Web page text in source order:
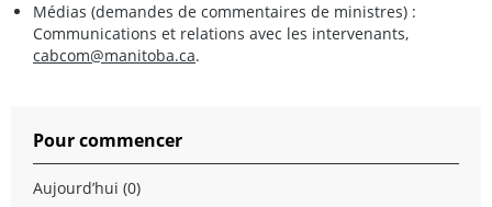
Médias (demandes de commentaires de ministres) :
Communications et relations avec les intervenants,
cabcom@manitoba.ca.
Pour commencer
Aujourd’hui (0)